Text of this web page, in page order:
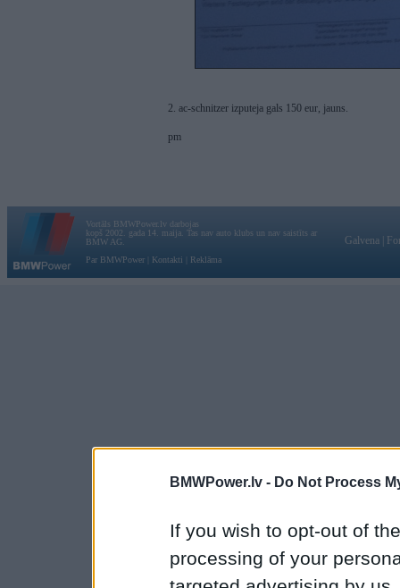
BMWPower.lv - Do Not Process
If you wish to opt-out of
processing of your
2. ac-schnitzer izputeja gals 150 eur, jauns.
pm
Vortāls BMWPower.lv darbojas
kopš 2002. gada 14. maija. Tas nav auto klubs un nav saistīts ar
BMW AG.
Par BMWPower
Kontakti Reklāma
Galvena